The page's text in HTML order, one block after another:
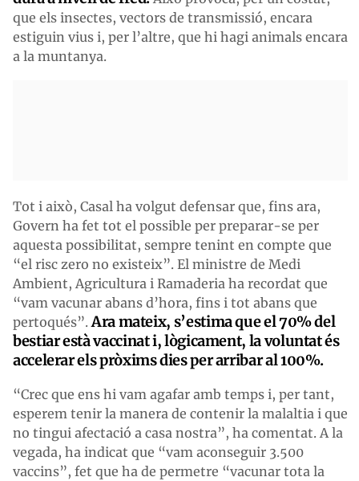
que els insectes, vectors de transmissió, encara
estiguin vius i, per l’altre, que hi hagi animals encara
a la muntanya.
Tot i això, Casal ha volgut defensar que, fins ara,
Govern ha fet tot el possible per preparar-se per
aquesta possibilitat, sempre tenint en compte que
“el risc zero no existeix”. El ministre de Medi
Ambient, Agricultura i Ramaderia ha recordat que
“vam vacunar abans d’hora, fins i tot abans que
pertoqués”. Ara mateix, s’estima que el 70% del
bestiar està vaccinat i, lògicament, la voluntat és
accelerar els pròxims dies per arribar al 100%.
“Crec que ens hi vam agafar amb temps i, per tant,
esperem tenir la manera de contenir la malaltia i que
no tingui afectació a casa nostra”, ha comentat. A la
vegada, ha indicat que “vam aconseguir 3.500
vaccins”, fet que ha de permetre “vacunar tota la